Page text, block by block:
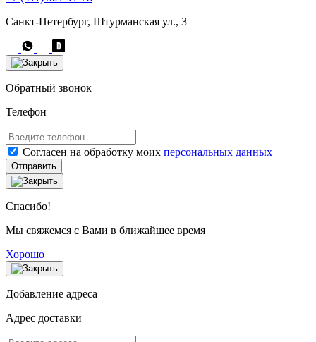
Санкт-Петербург, Штурманская ул., 3
Обратный звонок
Телефон
Согласен на обработку моих персональных данных
Отправить
Спасибо!
Мы свяжемся с Вами в ближайшее время
Хорошо
Добавление адреса
Адрес доставки